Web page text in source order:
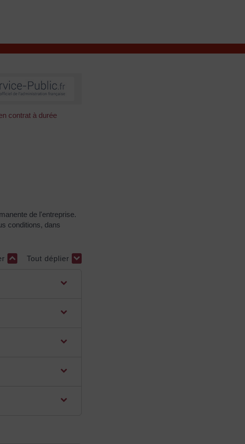
contrat à durée
de l'entreprise.
conditions, dans
Tout déplier